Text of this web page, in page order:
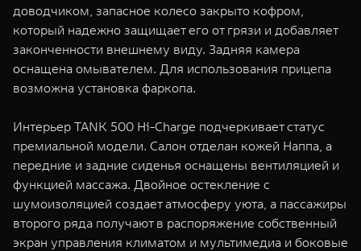
доводчиком, запасное колесо закрыто кофром,
который надежно защищает его от грязи и добавляет
законченности внешнему виду. Задняя камера
оснащена омывателем. Для использования прицепа
возможна установка фаркопа.
Интерьер TANK 500 Hi-Charge подчеркивает статус
премиальной модели. Салон отделан кожей Наппа, а
передние и задние сиденья оснащены вентиляцией и
функцией массажа. Двойное остекление с
шумоизоляцией создает атмосферу уюта, а пассажиры
второго ряда получают в распоряжение собственный
экран управления климатом и мультимедиа и боковые